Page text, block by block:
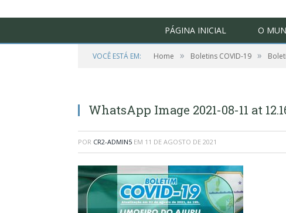
PÁGINA INICIAL O
VOCÊ ESTÁ EM: Home » Boletins COVID-19 »
WhatsApp Image 2021-08-11 at
POR CR2-ADMIN5 EM 11 DE AGOSTO DE 2021